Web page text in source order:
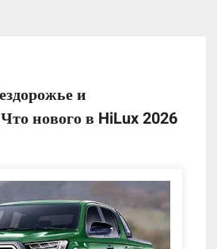
и
нового в HiLux 2026